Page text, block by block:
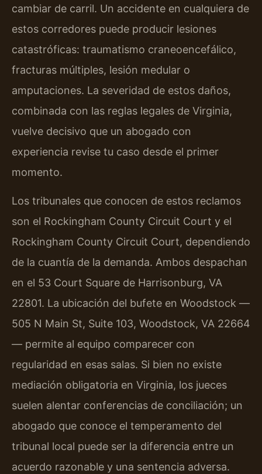
cambiar de carril. Un accidente en cualquiera de
estos corredores puede producir lesiones
catastróficas: traumatismo craneoencefálico,
fracturas múltiples, lesión medular o
amputaciones. La severidad de estos daños,
combinada con las reglas legales de Virginia,
vuelve decisivo que un abogado con
experiencia revise tu caso desde el primer
momento.
Los tribunales que conocen de estos reclamos
son el Rockingham County Circuit Court y el
Rockingham County Circuit Court, dependiendo
de la cuantía de la demanda. Ambos despachan
en el 53 Court Square de Harrisonburg, VA
22801. La ubicación del bufete en Woodstock —
505 N Main St, Suite 103, Woodstock, VA 22664
— permite al equipo comparecer con
regularidad en esas salas. Si bien no existe
mediación obligatoria en Virginia, los jueces
suelen alentar conferencias de conciliación; un
abogado que conoce el temperamento del
tribunal local puede ser la diferencia entre un
acuerdo razonable y una sentencia adversa.